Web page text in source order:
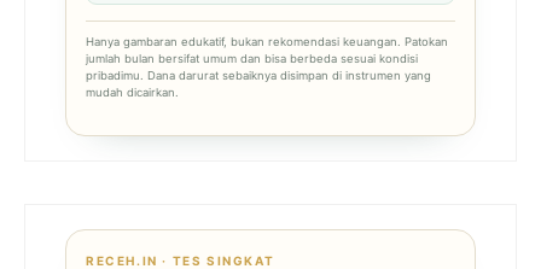
Hanya gambaran edukatif, bukan rekomendasi keuangan. Patokan
jumlah bulan bersifat umum dan bisa berbeda sesuai kondisi
pribadimu. Dana darurat sebaiknya disimpan di instrumen yang
mudah dicairkan.
RECEH.IN · TES SINGKAT